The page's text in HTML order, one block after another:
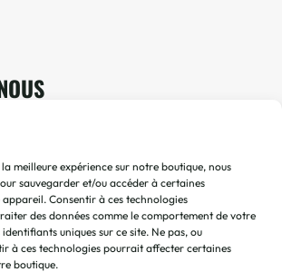
meilleure expérience sur notre boutique, nous
sauvegarder et/ou accéder à certaines
Consentir à ces technologies
des données comme le comportement de votre
uniques sur ce site. Ne pas, ou
à ces technologies pourrait affecter certaines
boutique.
1 avis
? Une demande ? Envoyez-nous un
mail !
contact@toucheverte.fr
de vive voix ? Appelez-nous !
07 45 48 16 58
à 16h30 | Du mardi au vendredi